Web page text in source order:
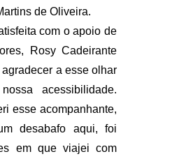
de Oliveira.
com o apoio de
Rosy Cadeirante
agradecer a esse olhar
acessibilidade.
esse acompanhante,
desabafo aqui, foi
em que viajei com